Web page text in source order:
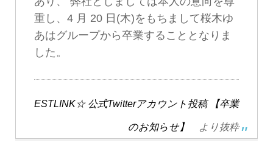
重し、4 月 20 日(木)をもちまして桜木ゆ
あはグループから卒業することとなりま
した。
ESTLINK☆ 公式Twitterアカウント投稿 【卒業
のお知らせ】 より抜粋